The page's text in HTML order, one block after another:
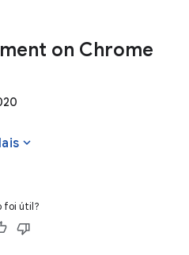
on Chrome
expand_more
foi útil?